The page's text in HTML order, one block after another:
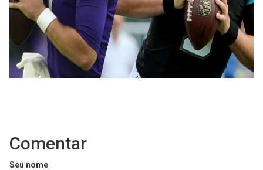
Comentar
Seu nome